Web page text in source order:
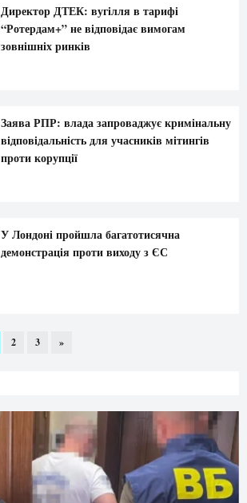
Директор ДТЕК: вугілля в тарифі
“Ротердам+” не відповідає вимогам
зовнішніх ринків
Заява РПР: влада запроваджує кримінальну
відповідальність для учасників мітингів
проти корупції
У Лондоні пройшла багатотисячна
демонстрація проти виходу з ЄС
2 3 »